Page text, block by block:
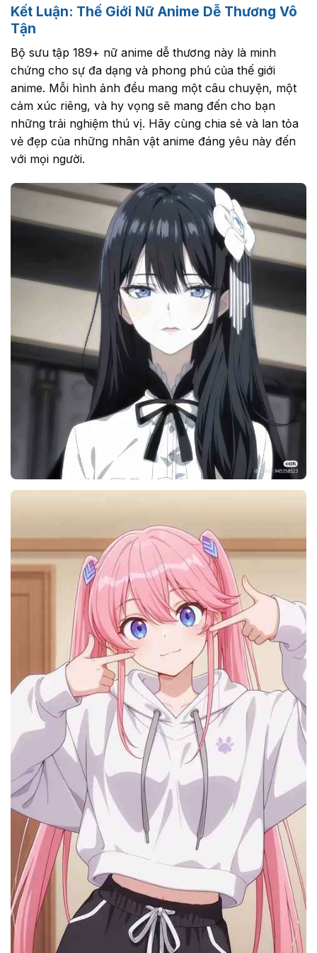
Kết Luận: Thế Giới Nữ Anime Dễ Thương Vô
Tận
Bộ sưu tập 189+ nữ anime dễ thương này là minh
chứng cho sự đa dạng và phong phú của thế giới
anime. Mỗi hình ảnh đều mang một câu chuyện, một
cảm xúc riêng, và hy vọng sẽ mang đến cho bạn
những trải nghiệm thú vị. Hãy cùng chia sẻ và lan tỏa
vẻ đẹp của những nhân vật anime đáng yêu này đến
với mọi người.